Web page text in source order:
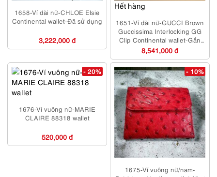
1658-Ví dài nữ-CHLOE Elsie
Continental wallet-Đã sử dụng
3,222,000 đ
Hết hàng
1651-Ví dài nữ-GUCCI Brown
Guccissima Interlocking GG
Clip Continental wallet-Gần
như mới
8,541,000 đ
- 20%
1676-Ví vuông nữ-MARIE
CLAIRE 88318 wallet
520,000 đ
- 10%
1675-Ví vuông nữ/nam-